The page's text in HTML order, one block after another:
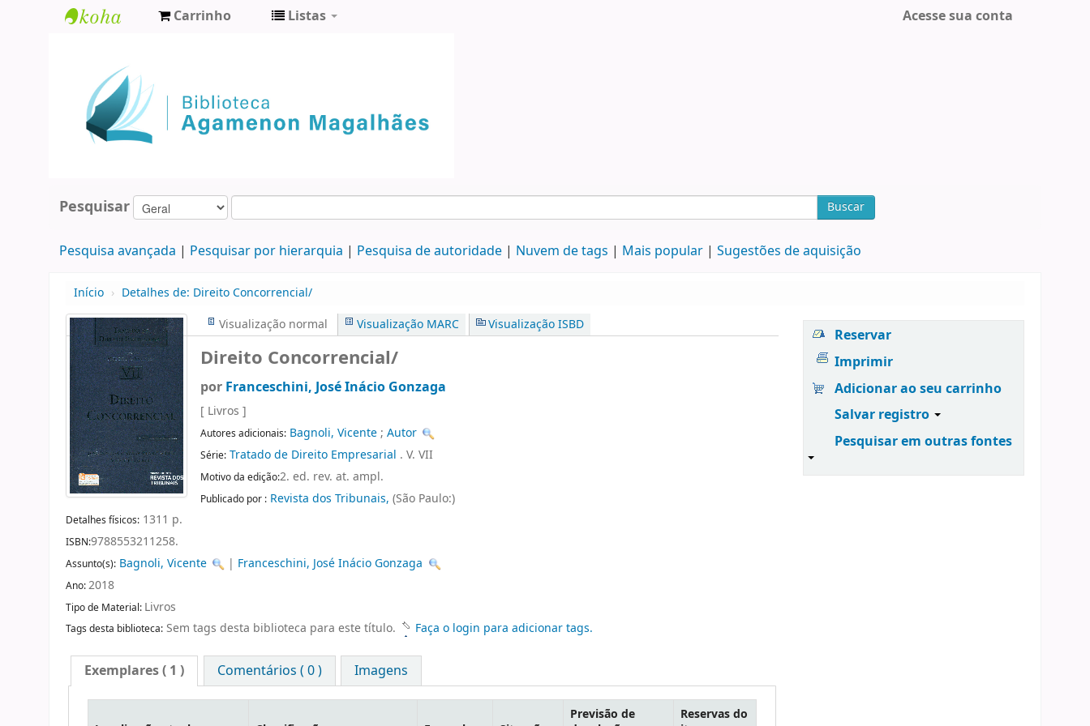
Agamenon
Magalhães
Carrinho Listas Acesse sua conta
Pesquisar Buscar
Pesquisa avançada Pesquisar por hierarquia Pesquisa de autoridade Nuvem de tags Mais popular Sugestões de aquisição
Início › Detalhes de: Direito Concorrencial/
Visualização normal
Visualização MARC Visualização ISBD
Direito Concorrencial/
por Franceschini, José Inácio Gonzaga
[ Livros ]
Autores adicionais: Bagnoli, Vicente; Autor
Série: Tratado de Direito Empresarial . V. VII
Motivo da edição:2. ed. rev. at. ampl.
Publicado por : Revista dos Tribunais, (São Paulo:)
Detalhes físicos: 1311 p.
ISBN:9788553211258.
Assunto(s): Bagnoli, Vicente | Franceschini, José Inácio Gonzaga
Ano:2018
Tipo de Material: Livros
Tags desta biblioteca: Sem tags desta biblioteca para este título. Faça o login para adicionar tags.
Exemplares( 1 ) Comentários ( 0 ) Imagens
Previsão de
Reservas do
Reservar
Imprimir
Adicionar ao seu carrinho
Salvar registro
Pesquisar em outras fontes